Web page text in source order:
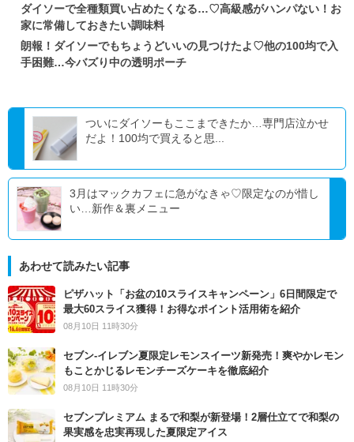
ダイソーで全種類買い占めたくなる…♡高級感がハンパない！お
家に常備しておきたい調味料
朗報！ダイソーでもちょうどいいの見つけたよ♡他の100均で入
手困難…今バズり中の透明ポーチ
ついにダイソーもここまできたか…専門店泣かせ
だよ！100均で買えると思...
3月はマックカフェに急がなきゃ♡限定なのが惜し
い…新作＆裏メニュー
あわせて読みたい記事
ピザハット「お盆の10スライスキャンペーン」6日間限定で
最大60スライス獲得！お得なポイント活用術を紹介
08月10日 11時30分
セブン‐イレブン夏限定レモンスイーツ新発売！爽やかレモン
もことかじるレモンチーズケーキを徹底紹介
08月10日 11時30分
セブンプレミアム まるで和梨が新登場！2層仕立てで和梨の
果実感を忠実再現した夏限定アイス